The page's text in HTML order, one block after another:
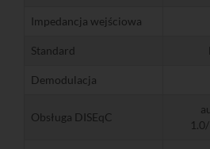
Impedancja wejściowa
Standard
Demodulacja
Obsługa DISEqC